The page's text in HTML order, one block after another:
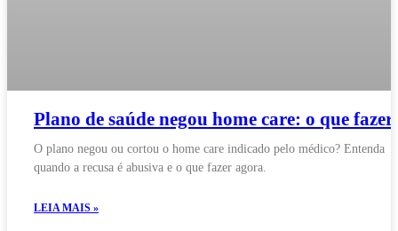
Plano de saúde negou home care: o que fazer
O plano negou ou cortou o home care indicado pelo médico? Entenda
quando a recusa é abusiva e o que fazer agora.
LEIA MAIS »